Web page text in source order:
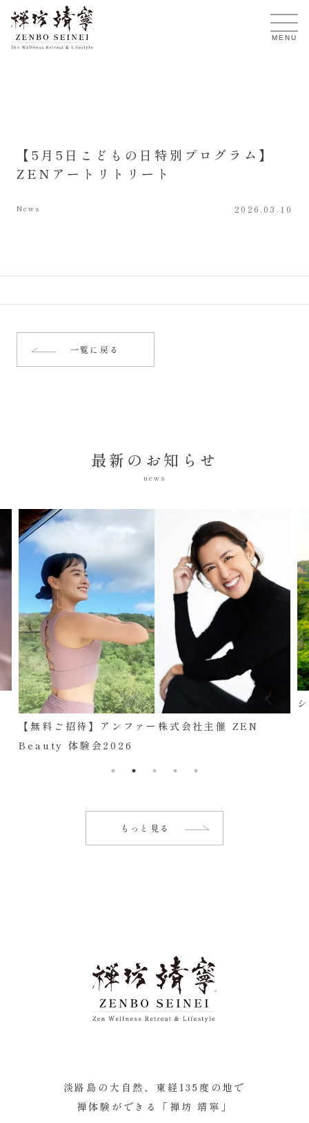
JA
MENU
【5月5日こどもの日特別プログラム】
ZENアートリトリート
News 2026.03.10
一覧に戻る
最新のお知らせ
news
【無料ご招待】アンファー株式会社主催 ZEN
Beauty 体験会2026
もっと見る
淡路島の大自然、東経135度の地で
禅体験ができる「禅坊 靖寧」